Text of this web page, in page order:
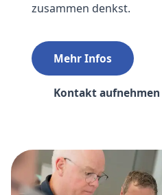
zusammen denkst.
Mehr Infos
Kontakt aufnehmen